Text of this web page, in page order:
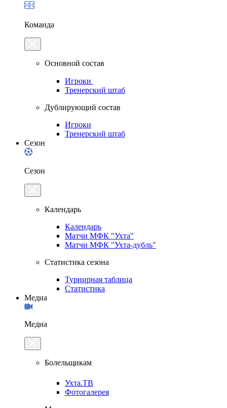
Команда
Основной состав
Игроки
Тренерский штаб
Дублирующий состав
Игроки
Тренерский штаб
Сезон
Сезон
Календарь
Календарь
Матчи МФК "Ухта"
Матчи МФК "Ухта-дубль"
Статистика сезона
Турнирная таблица
Статистика
Медиа
Медиа
Болельщикам
Ухта.ТВ
Фотогалерея